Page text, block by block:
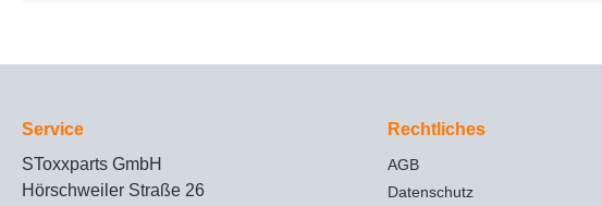
Service
SToxxparts GmbH
Hörschweiler Straße 26
Rechtliches
AGB
Datenschutz